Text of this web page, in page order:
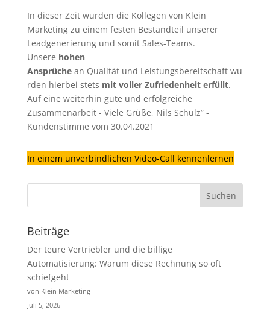
In dieser Zeit wurden die Kollegen von Klein
Marketing zu einem festen Bestandteil unserer
Leadgenerierungund somit Sales-Teams.
Unsere hohen
Ansprüchean Qualität und Leistungsbereitschaft wu
rden hierbei stets mit voller Zufriedenheit erfüllt.
Auf eine weiterhin gute und erfolgreiche
Zusammenarbeit - Viele Grüße, Nils Schulz” -
Kundenstimme vom 30.04.2021
In einem unverbindlichen Video-Call kennenlernen
Beiträge
Der teure Vertriebler und die billige
Automatisierung: Warum diese Rechnung so oft
schiefgeht
von Klein Marketing
Juli 5, 2026